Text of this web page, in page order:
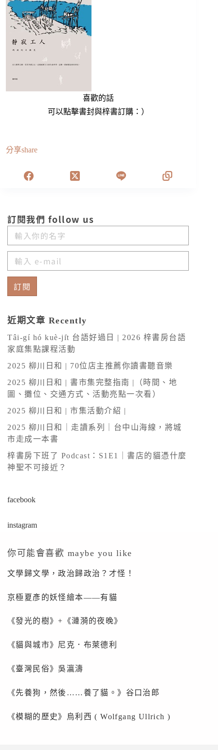
喜歡的話
可以點擊書封與梓書訂購：）
分享share
訂閱我們 follow us
訂閱
l
n
a
t
i
v
e
:
近期文章 Recently
Tâi-gí hó kuè-ji̍t 台語好過日 | 2026 梓書房台語
家庭集點課程活動
2025 柳川日和 | 70位店主推薦你讀書聽音樂
2025 柳川日和 | 書市集完整指南 |（時間、地
圖、攤位、交通方式、活動亮點一次看）
2025 柳川日和 | 市集活動介紹 |
2025 柳川日和｜走讀系列｜台中山海線，將城
市走成一本書
梓書房下班了 Podcast：S1E1｜書店的貓憑什麼
神聖不可接近？
facebook
instagram
你可能會喜歡 maybe you like
文學歸文學，政治歸政治？才怪！
京極夏彥的妖怪繪本——有貓
《發光的樹》+《漣漪的夜晚》
《貓與城市》尼克．布萊德利
《臺灣民俗》吳瀛濤
《先養狗，然後……養了貓。》谷口治郎
《模糊的歷史》烏利西 ( Wolfgang Ullrich )